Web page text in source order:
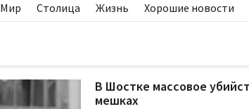
Мир Столица Жизнь Хорошие новости
В Шостке массовое
мешках